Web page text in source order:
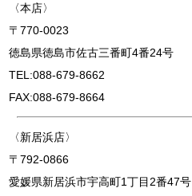
〈本店〉
〒770-0023
徳島県徳島市佐古三番町4番24号
TEL:088-679-8662
FAX:088-679-8664
〈新居浜店〉
〒792-0866
愛媛県新居浜市宇高町1丁目2番47号